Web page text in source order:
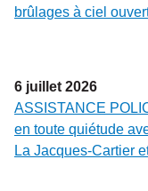
brûlages à ciel
6 juillet 2026
ASSISTANCE
en toute quiétude
La Jacques-Cartier